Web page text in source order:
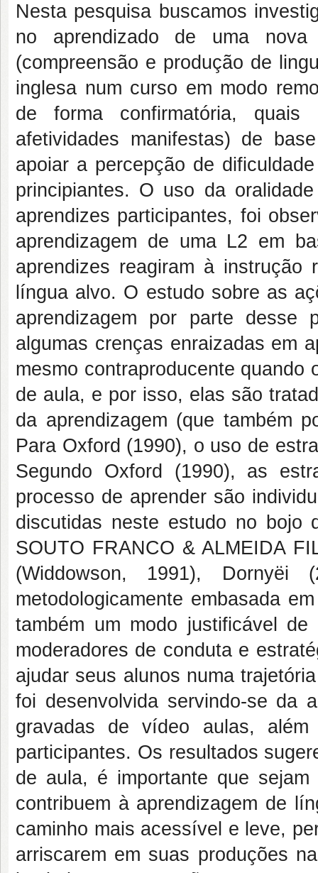
Nesta pesquisa buscamos
no aprendizado de uma nova
(compreensão e produção de
inglesa num curso em modo
de forma confirmatória, quais
afetividades manifestas) de
apoiar a percepção de
principiantes. O uso da
aprendizes participantes, foi
aprendizagem de uma L2 em
aprendizes reagiram à instrução
língua alvo. O estudo sobre as
aprendizagem por parte
algumas crenças enraizadas em
mesmo contraproducente
de aula, e por isso, elas são
da aprendizagem (que também
Para Oxford (1990), o uso de
Segundo Oxford (1990), as
processo de aprender são
discutidas neste estudo no bojo
SOUTO FRANCO & ALMEIDA
(Widdowson, 1991),
metodologicamente embasada
também um modo justificável
moderadores de conduta e
ajudar seus alunos numa
foi desenvolvida servindo-se da
gravadas de vídeo aulas,
participantes. Os resultados
de aula, é importante que
contribuem à aprendizagem de
caminho mais acessível e leve,
arriscarem em suas produções